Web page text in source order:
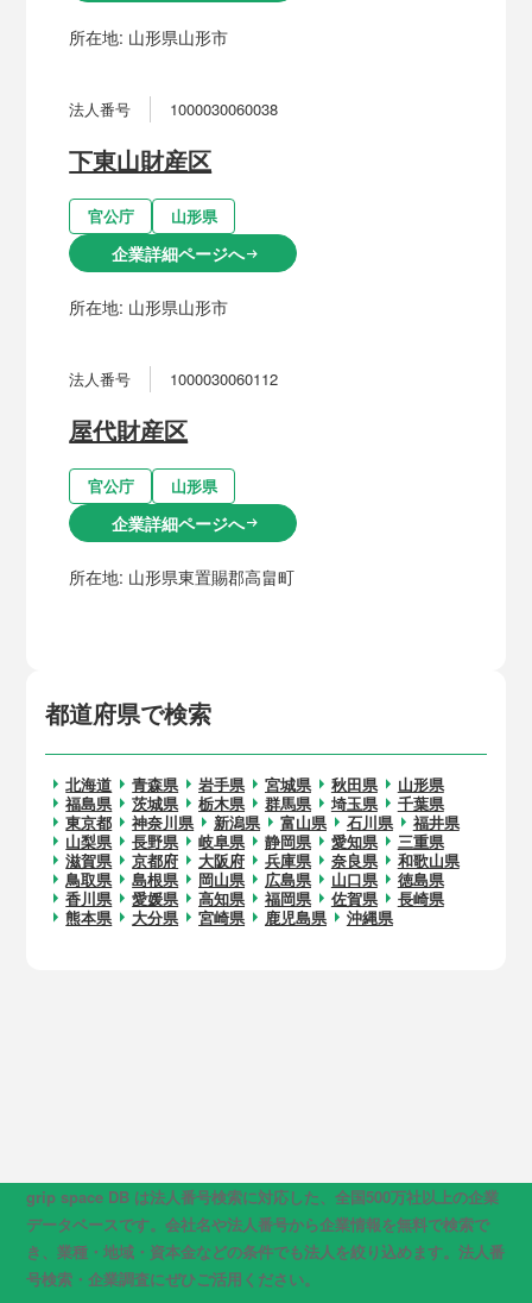
都道府県で検索
北海道 青森県 岩手県 宮城県 秋田県
山形県
福島県
茨城県 栃木県 群馬県 埼玉県
千葉県
東京都
神奈川県 新潟県 富山県 石川県
福井県
山梨県
長野県 岐阜県 静岡県 愛知県
三重県
滋賀県
京都府 大阪府 兵庫県 奈良県
和歌山県
鳥取県
島根県 岡山県 広島県 山口県
徳島県
香川県
愛媛県 高知県 福岡県 佐賀県
長崎県
熊本県
大分県 宮崎県 鹿児島県 沖縄県
所在地: 山形県山形市
法人番号 1000030060038
下東山財産区
官公庁 山形県
企業詳細ページへarrow_right_alt
所在地: 山形県山形市
法人番号 1000030060112
屋代財産区
官公庁 山形県
企業詳細ページへarrow_right_alt
所在地: 山形県東置賜郡高畠町
grip space DB は法人番号検索に対応した、全国500万社以上の企業
データベースです。会社名や法人番号から企業情報を無料で検索で
き、業種・地域・資本金などの条件でも法人を絞り込めます。法人番
号検索・企業調査にぜひご活用ください。